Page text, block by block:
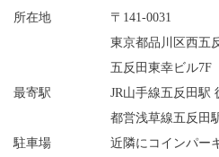
所在地
〒141-0031
東京都品川区西五
五反田東幸ビル7F
最寄駅
JR山手線五反田駅
都営浅草線五反田
駐車場
近隣にコインパー